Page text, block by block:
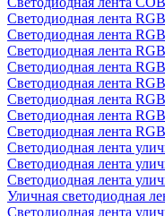
Светодиодная лента RGB
Светодиодная лента
Светодиодная лента
Светодиодная лента
Светодиодная лента
Светодиодная лента
Светодиодная лента
Светодиодная лента
Светодиодная лента
Светодиодная лента
Светодиодная лента
Уличная светодиодная
Светодиодная лента